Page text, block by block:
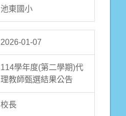
池東國小
2026-01-07
114學年度(第二學期)代
理教師甄選結果公告
校長